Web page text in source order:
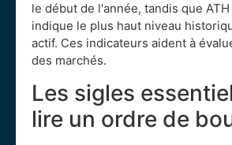
le début de l'année, tandis que
indique le plus haut niveau
actif. Ces indicateurs aident à
des marchés.
Les sigles
lire un ordre de